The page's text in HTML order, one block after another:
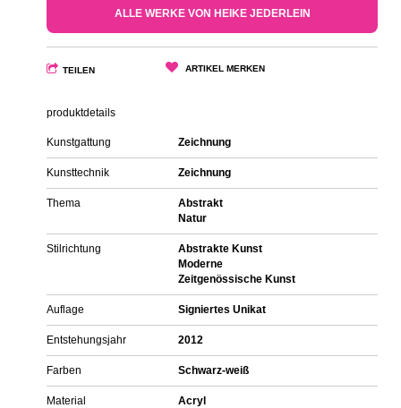
ALLE WERKE VON HEIKE JEDERLEIN
TEILEN ARTIKEL MERKEN
produktdetails
Kunstgattung Zeichnung
Kunsttechnik Zeichnung
Thema
Abstrakt
Natur
Stilrichtung
Abstrakte Kunst
Moderne
Zeitgenössische Kunst
Auflage Signiertes Unikat
Entstehungsjahr 2012
Farben Schwarz-weiß
Material
Acryl